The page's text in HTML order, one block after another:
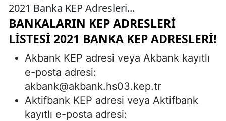
2021 Banka KEP Adresleri...
BANKALARIN KEP ADRESLERI
LISTESI 2021 BANKA KEP ADRESLERI!
Akbank KEP adresi veya Akbank kayıtlı
e-posta adresi:
akbank@akbank.hs03.kep.tr
Aktifbank KEP adresi veya Aktifbank
kayıtlı e-posta adresi: